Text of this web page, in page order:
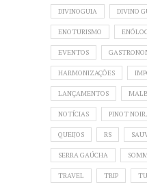
DIVINOGUIA DIVINO
ENOTURISMO
EVENTOS
HARMONIZAÇÕES
LANÇAMENTOS
NOTÍCIAS PINOT NOIR.
QUEIJOS RS
SERRA GAÚCHA
TRAVEL TRIP